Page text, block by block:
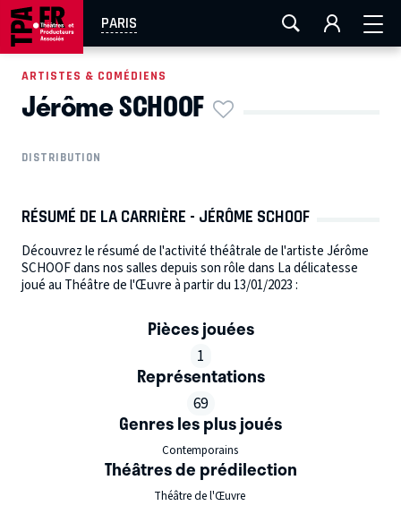
PARIS
AIX-MARSEILLE LA ROCHELLE
EN TOURNÉE
ARTISTES & COMÉDIENS
Jérôme SCHOOF
DISTRIBUTION
RÉSUMÉ DE LA CARRIÈRE - JÉRÔME SCHOOF
Découvrez le résumé de l'activité théâtrale de l'artiste Jérôme
SCHOOF dans nos salles depuis son rôle dans La délicatesse
joué au Théâtre de l'Œuvre à partir du 13/01/2023 :
Pièces jouées
1
Représentations
69
Genres les plus joués
Contemporains
Théâtres de prédilection
Théâtre de l'Œuvre